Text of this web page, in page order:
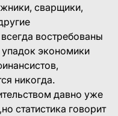
сварщики,
востребованы
экономики
никогда.
давно уже
статистика говорит